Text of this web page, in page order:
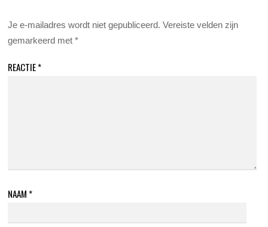
Je e-mailadres wordt niet gepubliceerd. Vereiste velden zijn
gemarkeerd met*
REACTIE*
NAAM *